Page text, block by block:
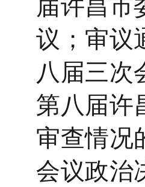
议；审议
八届三次
第八届许
审查情况
会议政治